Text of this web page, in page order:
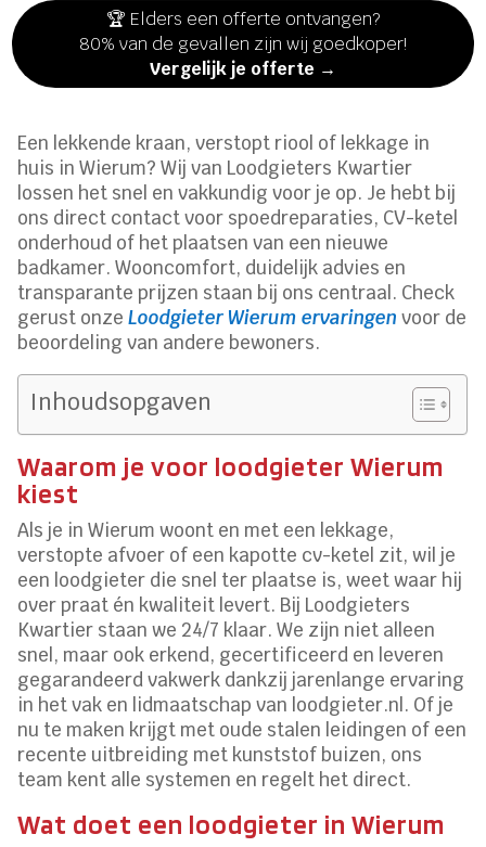
🏆 Elders een offerte ontvangen?
80% van de gevallen zijn wij goedkoper!
Vergelijk je offerte →
Een lekkende kraan, verstopt riool of lekkage in
huis in Wierum? Wij van Loodgieters Kwartier
lossen het snel en vakkundig voor je op. Je hebt bij
ons direct contact voor spoedreparaties, CV-ketel
onderhoud of het plaatsen van een nieuwe
badkamer. Wooncomfort, duidelijk advies en
transparante prijzen staan bij ons centraal. Check
gerust onzeLoodgieter Wierum ervaringen voor de
beoordeling van andere bewoners.
Inhoudsopgaven
Waarom je voor loodgieter Wierum
kiest
Als je in Wierum woont en met een lekkage,
verstopte afvoer of een kapotte cv-ketel zit, wil je
een loodgieter die snel ter plaatse is, weet waar hij
over praat én kwaliteit levert. Bij Loodgieters
Kwartier staan we 24/7 klaar. We zijn niet alleen
snel, maar ook erkend, gecertificeerd en leveren
gegarandeerd vakwerk dankzij jarenlange ervaring
in het vak en lidmaatschap van loodgieter.nl. Of je
nu te maken krijgt met oude stalen leidingen of een
recente uitbreiding met kunststof buizen, ons
team kent alle systemen en regelt het direct.
Wat doet een loodgieter in Wierum